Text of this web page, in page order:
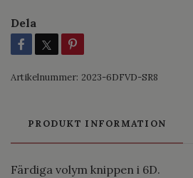
Dela
Artikelnummer: 2023-6DFVD-SR8
PRODUKT INFORMATION
Färdiga volym knippen i 6D.